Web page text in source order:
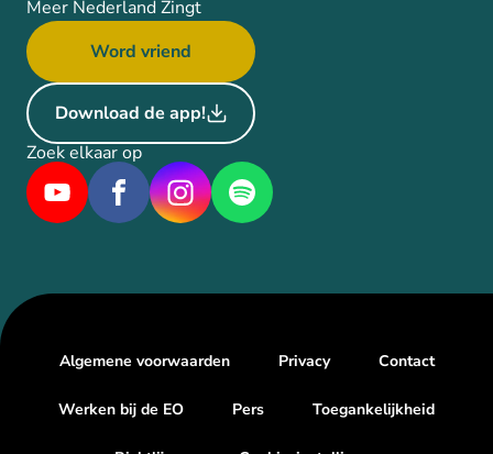
Meer Nederland Zingt
Word vriend
Download de app!
Zoek elkaar op
Algemene voorwaarden Privacy Contact
Werken bij de EO Pers Toegankelijkheid